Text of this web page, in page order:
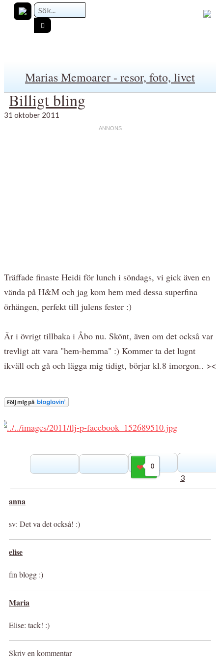
Marias Memoarer - resor, foto, livet
Billigt bling
31 oktober 2011
Träffade finaste Heidi för lunch i söndags, vi gick även en
vända på H&M och jag kom hem med dessa superfina
örhängen, perfekt till julens fester :)
Är i övrigt tillbaka i Åbo nu. Skönt, även om det också var
trevligt att vara "hem-hemma" :) Kommer ta det lugnt
ikväll och gå och lägga mig tidigt, börjar kl.8 imorgon.. ><
0
Gilla
3
anna
sv: Det va det också! :)
elise
fin blogg :)
Maria
Elise: tack! :)
Skriv en kommentar